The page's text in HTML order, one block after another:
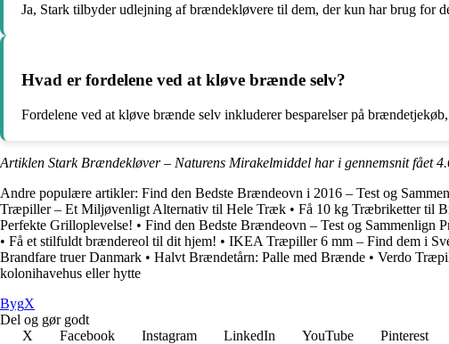
Ja, Stark tilbyder udlejning af brændekløvere til dem, der kun har brug for
Hvad er fordelene ved at kløve brænde selv?
Fordelene ved at kløve brænde selv inkluderer besparelser på
Artiklen Stark Brændekløver – Naturens Mirakelmiddel har i gennemsnit fået
Andre populære artikler: Find den Bedste Brændeovn i 2016 – Test og
Træpiller – Et Miljøvenligt Alternativ til Hele Træk • Få 10 kg Træbriketter til
Perfekte Grilloplevelse! • Find den Bedste Brændeovn – Test og Sammenlign
• Få et stilfuldt brændereol til dit hjem! • IKEA Træpiller 6 mm – Find dem i
Brandfare truer Danmark • Halvt Brændetårn: Palle med Brænde • Verdo
kolonihavehus eller hytte
BygX
Del og gør godt
X
Facebook Instagram LinkedIn YouTube Pinterest